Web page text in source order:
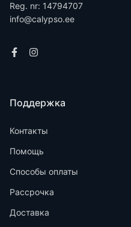
Reg. nr: 14794707
info@calypso.ee
Поддержка
Контакты
Помощь
Способы оплаты
Рассрочка
Доставка